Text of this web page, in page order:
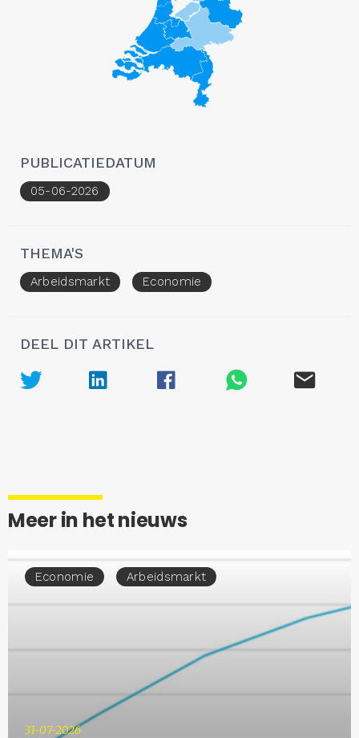
PUBLICATIEDATUM
05-06-2026
THEMA'S
Arbeidsmarkt Economie
DEEL DIT ARTIKEL
Meer in het nieuws
Economie Arbeidsmarkt
31-07-2026